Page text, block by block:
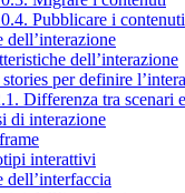
Pubblicare i contenuti
dell’interazione
dell’interazione
per definire
Differenza tra scenari
di interazione
interattivi
dell’interfaccia